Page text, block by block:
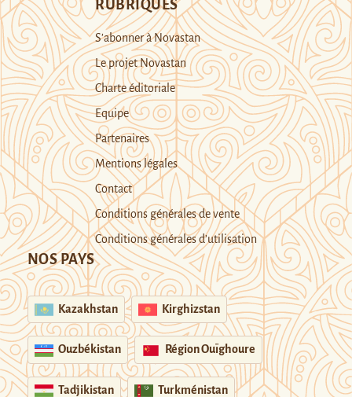
RUBRIQUES
S’abonner à Novastan
Le projet Novastan
Charte éditoriale
Equipe
Partenaires
Mentions légales
Contact
Conditions générales de vente
Conditions générales d’utilisation
NOS PAYS
Kazakhstan Kirghizstan
Ouzbékistan Région Ouïghoure
Tadjikistan Turkménistan